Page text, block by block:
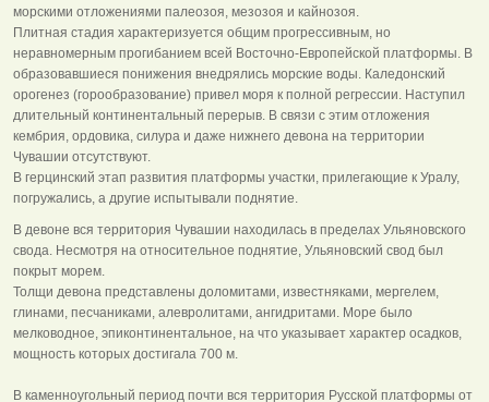
морскими отложениями палеозоя, мезозоя и кайнозоя.
Плитная стадия характеризуется общим прогрессивным, но
неравномерным прогибанием всей Восточно-Европейской платформы. В
образовавшиеся понижения внедрялись морские воды. Каледонский
орогенез (горообразование) привел моря к полной регрессии. Наступил
длительный континентальный перерыв. В связи с этим отложения
кембрия, ордовика, силура и даже нижнего девона на территории
Чувашии отсутствуют.
В герцинский этап развития платформы участки, прилегающие к Уралу,
погружались, а другие испытывали поднятие.
В девоне вся территория Чувашии находилась в пределах Ульяновского
свода. Несмотря на относительное поднятие, Ульяновский свод был
покрыт морем.
Толщи девона представлены доломитами, известняками, мергелем,
глинами, песчаниками, алевролитами, ангидритами. Море было
мелководное, эпиконтинентальное, на что указывает характер осадков,
мощность которых достигала 700 м.
В каменноугольный период почти вся территория Русской платформы от